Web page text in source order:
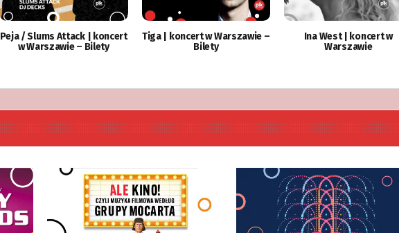
Peja / Slums Attack | koncert
w Warszawie – Bilety
Tiga | koncert w Warszawie –
Bilety
Ina West | koncert w
Warszawie